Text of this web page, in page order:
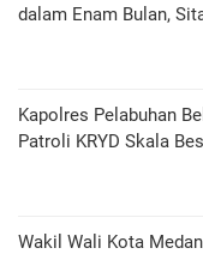
dalam Enam Bulan,
Kapolres Pelabuhan
Patroli KRYD Skala
Wakil Wali Kota